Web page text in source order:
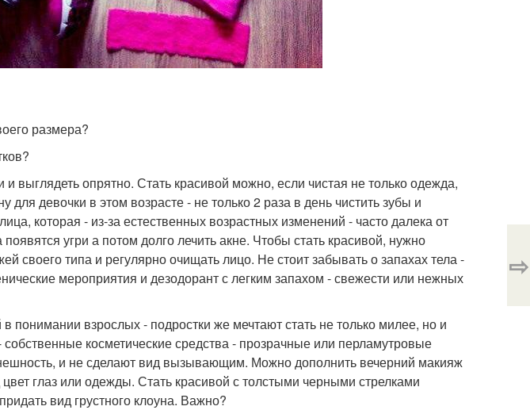
размера?
выглядеть опрятно. Стать красивой можно, если чистая не только одежда,
для девочки в этом возрасте - не только 2 раза в день чистить зубы и
которая - из-за естественных возрастных изменений - часто далека от
угри а потом долго лечить акне. Чтобы стать красивой, нужно
своего типа и регулярно очищать лицо. Не стоит забывать о запахах тела -
мероприятия и дезодорант с легким запахом - свежести или нежных
понимании взрослых - подростки же мечтают стать не только милее, но и
косметические средства - прозрачные или перламутровые
и не сделают вид вызывающим. Можно дополнить вечерний макияж
глаз или одежды. Стать красивой с толстыми черными стрелками
вид грустного клоуна. Важно?
⇨